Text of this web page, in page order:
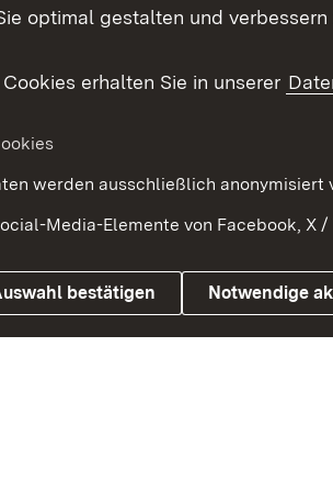
Bürgerbeauftragte
optimal gestalten und
erhalten Sie in unserer
werden ausschließlich anonymisiert
Media-Elemente von Facebook,
bestätigen Notwendige